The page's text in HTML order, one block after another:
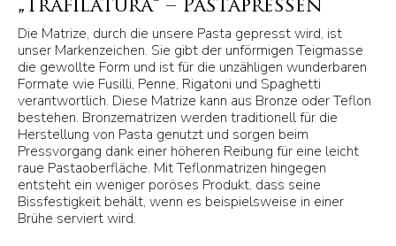
„Trafilatura“ – Pastapressen
Die Matrize, durch die unsere Pasta gepresst wird, ist
unser Markenzeichen. Sie gibt der unförmigen Teigmasse
die gewollte Form und ist für die unzähligen wunderbaren
Formate wie Fusilli, Penne, Rigatoni und Spaghetti
verantwortlich. Diese Matrize kann aus Bronze oder Teflon
bestehen. Bronzematrizen werden traditionell für die
Herstellung von Pasta genutzt und sorgen beim
Pressvorgang dank einer höheren Reibung für eine leicht
raue Pastaoberfläche. Mit Teflonmatrizen hingegen
entsteht ein weniger poröses Produkt, dass seine
Bissfestigkeit behält, wenn es beispielsweise in einer
Brühe serviert wird.